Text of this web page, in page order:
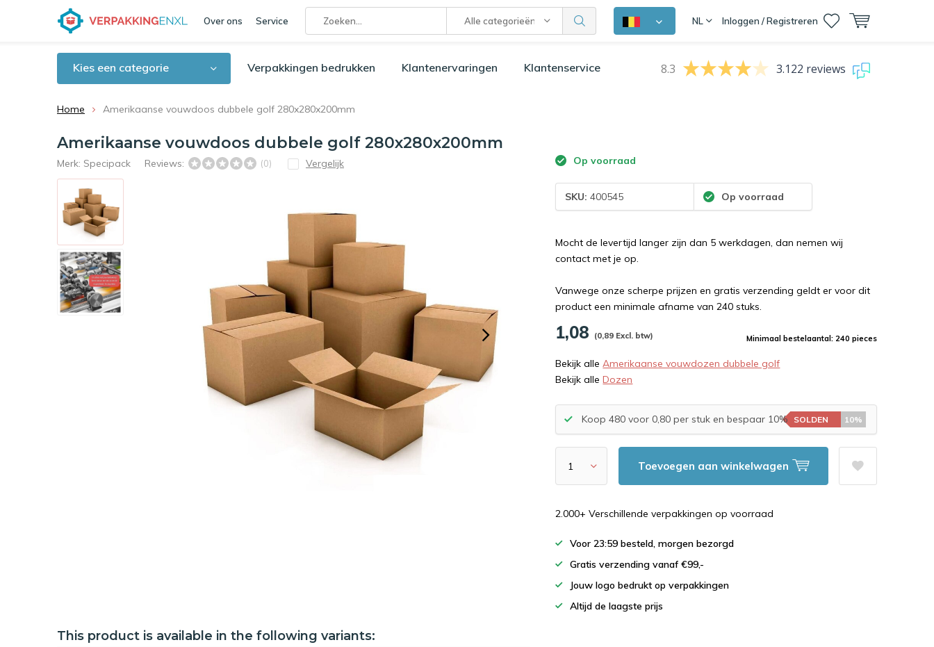
Over ons Service Alle categorieën NL Inloggen / Registreren
Kies een categorie Verpakkingen bedrukken Klantenervaringen Klantenservice 8.3 3.122 reviews
Home Amerikaanse vouwdoos dubbele golf 280x280x200mm
Amerikaanse vouwdoos dubbele golf 280x280x200mm
Merk: Specipack Reviews: (0) Vergelijk Op voorraad
SKU: 400545 Op voorraad
Mocht de levertijd langer zijn dan 5 werkdagen, dan nemen wij
contact met je op.
Vanwege onze scherpe prijzen en gratis verzending geldt er voor dit
product een minimale afname van 240 stuks.
1,08 (0,89 Excl. btw) Minimaal bestelaantal: 240 pieces
Bekijk alleAmerikaanse vouwdozen dubbele golf
Bekijk alleDozen
Koop 480 voor 0,80 per stuk en bespaar 10% SOLDEN 10%
Toevoegen aan winkelwagen
2.000+ Verschillende verpakkingen op voorraad
Voor 23:59 besteld, morgen bezorgd
Gratis verzending vanaf €99,-
Jouw logo bedrukt op verpakkingen
Altijd de laagste prijs
This product is available in the following variants: